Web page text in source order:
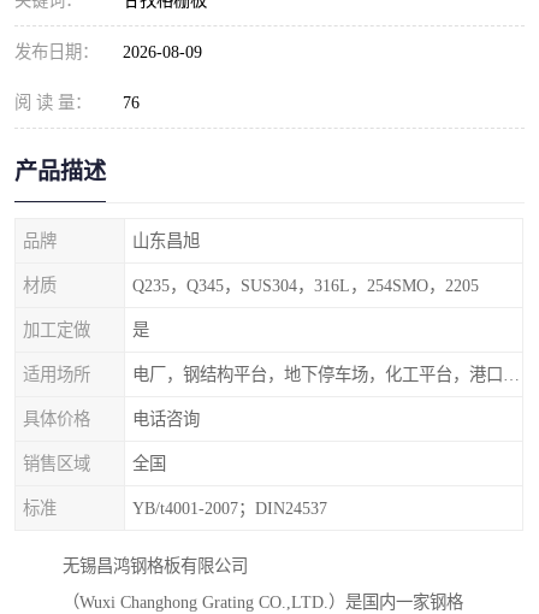
发布日期： 2026-08-09
阅 读 量： 76
产品描述
品牌 山东昌旭
材质 Q235，Q345，SUS304，316L，254SMO，2205
加工定做 是
适用场所
具体价格 电话咨询
销售区域 全国
标准 YB/t4001-2007；DIN24537
无锡昌鸿钢格板有限公司
（Wuxi Changhong Grating CO.,LTD.）是国内一家钢格